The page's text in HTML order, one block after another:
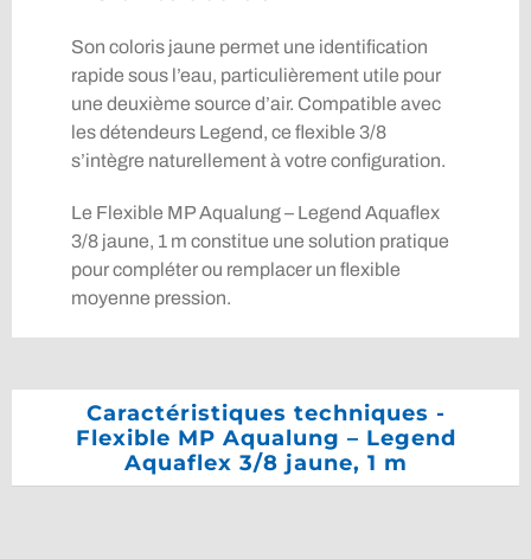
Son coloris jaune permet une identification
rapide sous l’eau, particulièrement utile pour
une deuxième source d’air. Compatible avec
les détendeurs Legend, ce flexible 3/8
s’intègre naturellement à votre configuration.
Le Flexible MP Aqualung – Legend Aquaflex
3/8 jaune, 1 m constitue une solution pratique
pour compléter ou remplacer un flexible
moyenne pression.
Caractéristiques techniques -
Flexible MP Aqualung – Legend
Aquaflex 3/8 jaune, 1 m